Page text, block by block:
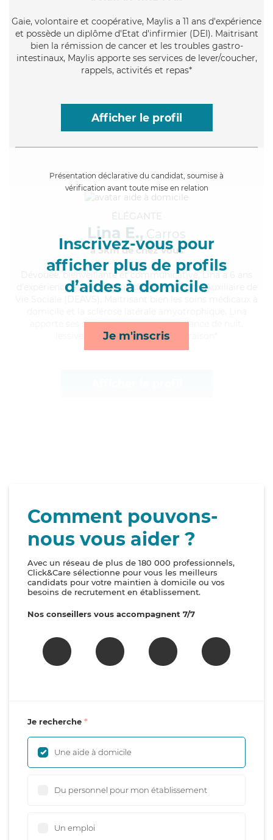
Gaie, volontaire et coopérative, Maylis a 11 ans d'expérience
et possède un diplôme d'Etat d'infirmier (DEI). Maitrisant
bien la rémission de cancer et les troubles gastro-
intestinaux, Maylis apporte ses services de lever/coucher,
rappels, activités et repas*
Afficher le profil
Présentation déclarative du candidat, soumise à
vérification avant toute mise en relation
Inscrivez-vous pour
afficher plus de profils
d’aides à domicile
Je m'inscris
ÉLÉGANTE
Lina E., Carros
à 5km de chez Vous
, bienveillante et communicative, Lina a 6 ans
d'expérience et possède un diplôme d'État d'Auxiliaire de
apporte ses services de repas, surveillance de nuit,
lessive/repassage et courses/livraison*
Comment pouvons-
nous vous aider ?
Avec un réseau de plus de 180 000 professionnels,
Click&Care sélectionne pour vous les meilleurs
candidats pour votre maintien à domicile ou vos
besoins de recrutement en établissement.
Nos conseillers vous accompagnent 7/7
Je recherche
Une aide à domicile
Du personnel pour mon établissement
Un emploi